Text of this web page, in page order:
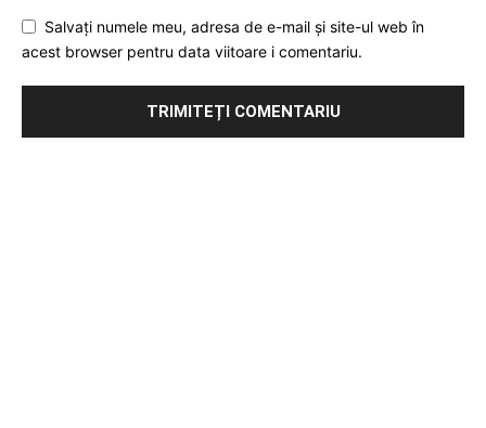
Salvați numele meu, adresa de e-mail și site-ul web în
acest browser pentru data viitoare i comentariu.